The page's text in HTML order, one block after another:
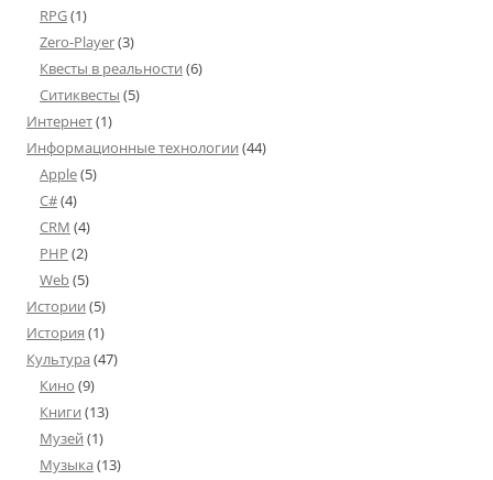
RPG(1)
Zero-Player(3)
Квесты в реальности (6)
Ситиквесты (5)
Интернет(1)
Информационные технологии (44)
Apple(5)
C#(4)
CRM (4)
PHP (2)
Web(5)
Истории (5)
История (1)
Культура (47)
Кино (9)
Книги (13)
Музей (1)
Музыка (13)